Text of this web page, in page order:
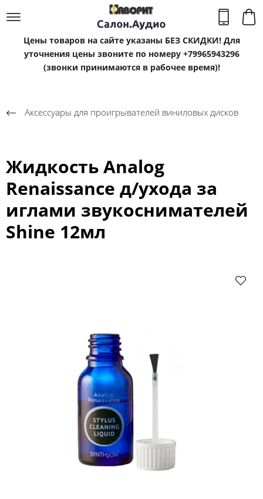
Цены товаров на сайте указаны БЕЗ СКИДКИ! Для
уточнения цены звоните по номеру +79965943296
(звонки принимаются в рабочее время)!
Аксессуары для проигрывателей виниловых дисков
Жидкость Analog
Renaissance д/ухода за
иглами звукоснимателей
Shine 12мл